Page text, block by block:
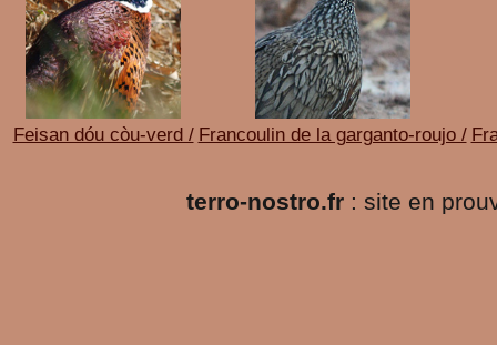
Feisan dóu còu-verd / Francoulin de la garganto-roujo /
terro-nostro.fr : site en